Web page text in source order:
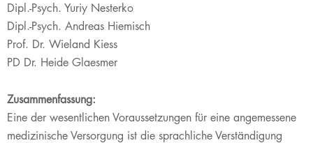
Dipl.-Psych. Yuriy Nesterko
Dipl.-Psych. Andreas Hiemisch
Prof. Dr. Wieland Kiess
PD Dr. Heide Glaesmer
Zusammenfassung:
Eine der wesentlichen Voraussetzungen für eine angemessene
medizinische Versorgung ist die sprachliche Verständigung